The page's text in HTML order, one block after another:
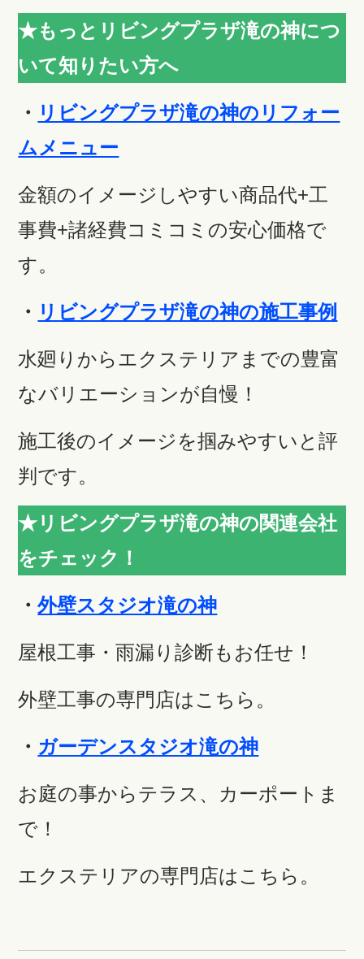
★もっとリビングプラザ滝の神につ
いて知りたい方へ
・ リビングプラザ滝の神のリフォー
ムメニュー
金額のイメージしやすい商品代+工
事費+諸経費コミコミの安心価格で
す。
・ リビングプラザ滝の神の施工事例
水廻りからエクステリアまでの豊富
なバリエーションが自慢！
施工後のイメージを掴みやすいと評
判です。
★リビングプラザ滝の神の関連会社
をチェック！
・外壁スタジオ滝の神
屋根工事・雨漏り診断もお任せ！
外壁工事の専門店はこちら。
・ ガーデンスタジオ滝の神
お庭の事からテラス、カーポートま
で！
エクステリアの専門店はこちら。